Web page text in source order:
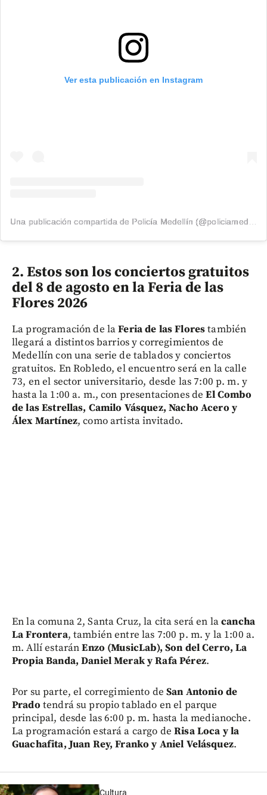
Ver esta publicación en Instagram
2. Estos son los conciertos gratuitos
del 8 de agosto en la Feria de las
Flores 2026
La programación de laFeria de las Florestambién
llegará a distintos barrios y corregimientos de
Medellín con una serie de tablados y conciertos
gratuitos. En Robledo, el encuentro será en la calle
73, en el sector universitario, desde las 7:00 p. m. y
hasta la 1:00 a. m., con presentaciones deEl Combo
de las Estrellas, Camilo Vásquez, Nacho Acero y
Álex Martínez, como artista invitado.
En la comuna 2, Santa Cruz, la cita será en lacancha
La Frontera, también entre las 7:00 p. m. y la 1:00 a.
m. Allí estaránEnzo (MusicLab), Son del Cerro, La
Propia Banda, Daniel Merak y Rafa Pérez.
Por su parte, el corregimiento deSan Antonio de
Prado tendrá su propio tablado en el parque
principal, desde las 6:00 p. m. hasta la medianoche.
La programación estará a cargo deRisa Loca y la
Guachafita, Juan Rey, Franko y Aniel Velásquez.
Cultura